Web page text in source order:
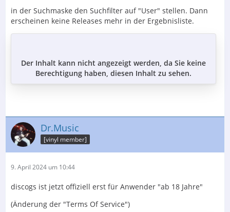
in der Suchmaske den Suchfilter auf "User" stellen. Dann
erscheinen keine Releases mehr in der Ergebnisliste.
Der Inhalt kann nicht angezeigt werden, da Sie keine
Berechtigung haben, diesen Inhalt zu sehen.
Dr.Music
[vinyl member]
9. April 2024 um 10:44
discogs ist jetzt offiziell erst für Anwender "ab 18 Jahre"
(Änderung der "Terms Of Service")